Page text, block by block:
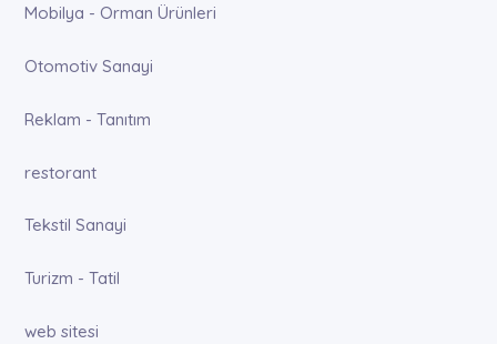
Mobilya - Orman Ürünleri
Otomotiv Sanayi
Reklam - Tanıtım
restorant
Tekstil Sanayi
Turizm - Tatil
web sitesi